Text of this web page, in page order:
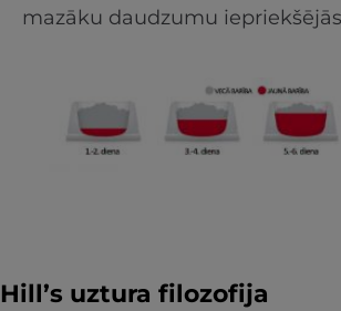
mazāku daudzumu
Hill’s uztura filozofija